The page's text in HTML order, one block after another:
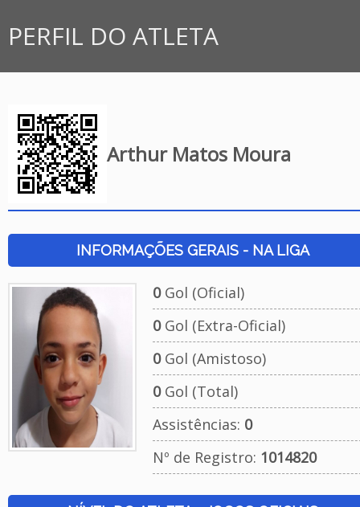
PERFIL DO ATLETA
Arthur Matos Moura
INFORMAÇÕES GERAIS - NA LIGA
0Gol (Oficial)
0Gol (Extra-Oficial)
0Gol (Amistoso)
0Gol (Total)
Assistências: 0
Nº de Registro: 1014820